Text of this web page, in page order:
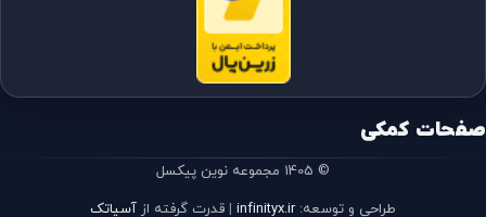
صفحات کمکی
© 1405 مجموعه نوین پیکسل
طراحی و توسعه:infinityx.ir قدرت گرفته از آسیاتک